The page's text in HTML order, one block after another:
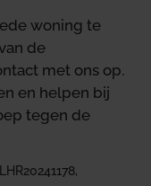
woning te
de
met ons op.
en helpen bij
tegen de